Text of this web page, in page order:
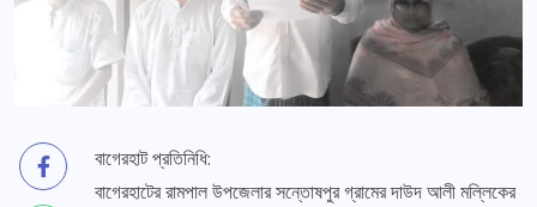
বাগেরহাট প্রতিনিধি:
বাগেরহাটের রামপাল উপজেলার সন্তোষপুর গ্রামের দাউদ আলী মল্লিকের